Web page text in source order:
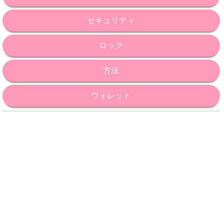
セキュリティ
ロック
方法
ウォレット